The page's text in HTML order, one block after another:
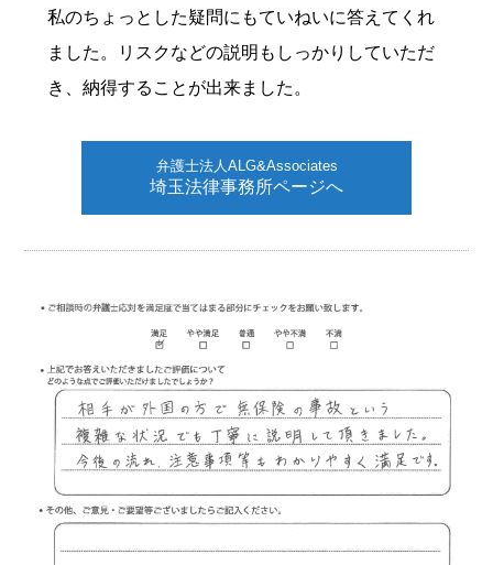
私のちょっとした疑問にもていねいに答えてくれ
ました。リスクなどの説明もしっかりしていただ
き、納得することが出来ました。
弁護士法人ALG&Associates
埼玉法律事務所ページへ